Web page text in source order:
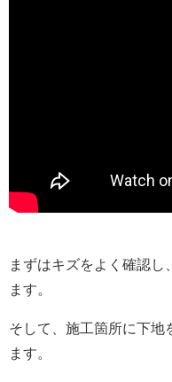
まずはキズをよく確認
ます。
そして、施工箇所に下地
ます。